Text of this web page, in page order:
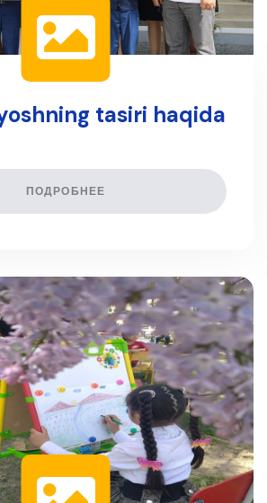
tasiri haqida
ПОДРОБНЕЕ